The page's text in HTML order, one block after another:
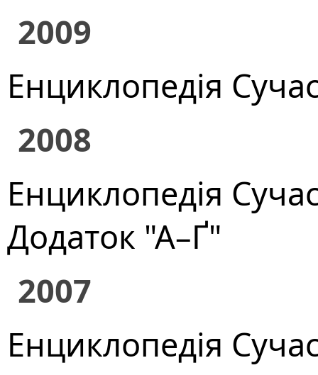
2009
Енциклопедія
2008
Енциклопедія
Додаток "А–Ґ"
2007
Енциклопедія